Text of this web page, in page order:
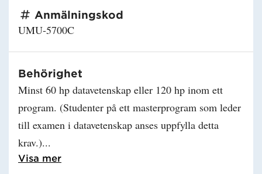
Anmälningskod
UMU-5700C
Behörighet
Minst 60 hp datavetenskap eller 120 hp inom ett
program. (Studenter på ett masterprogram som leder
till examen i datavetenskap anses uppfylla detta
krav.)
Visa mer